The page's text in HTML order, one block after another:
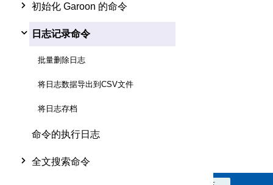
初始化 Garoon 的命令
日志记录命令
批量删除日志
将日志数据导出到CSV文件
将日志存档
命令的执行日志
全文搜索命令